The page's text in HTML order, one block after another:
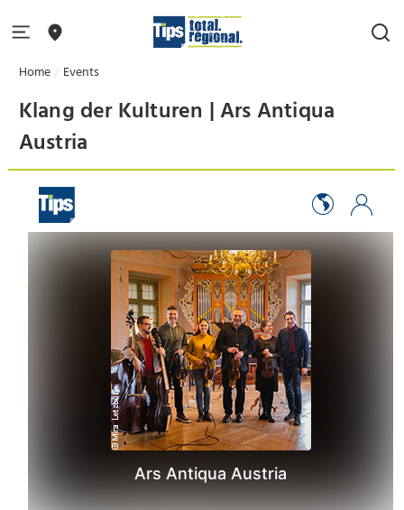
Home Events
Klang der Kulturen | Ars Antiqua
Austria